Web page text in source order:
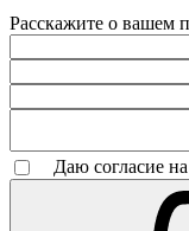
Расскажите о вашем
Даю согласие на